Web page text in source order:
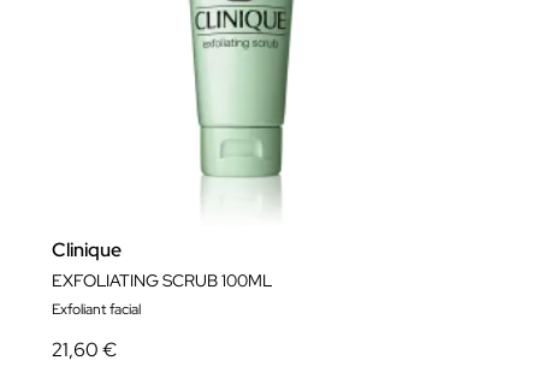
Clinique
EXFOLIATING SCRUB 100ML
Exfoliant facial
21,60 €